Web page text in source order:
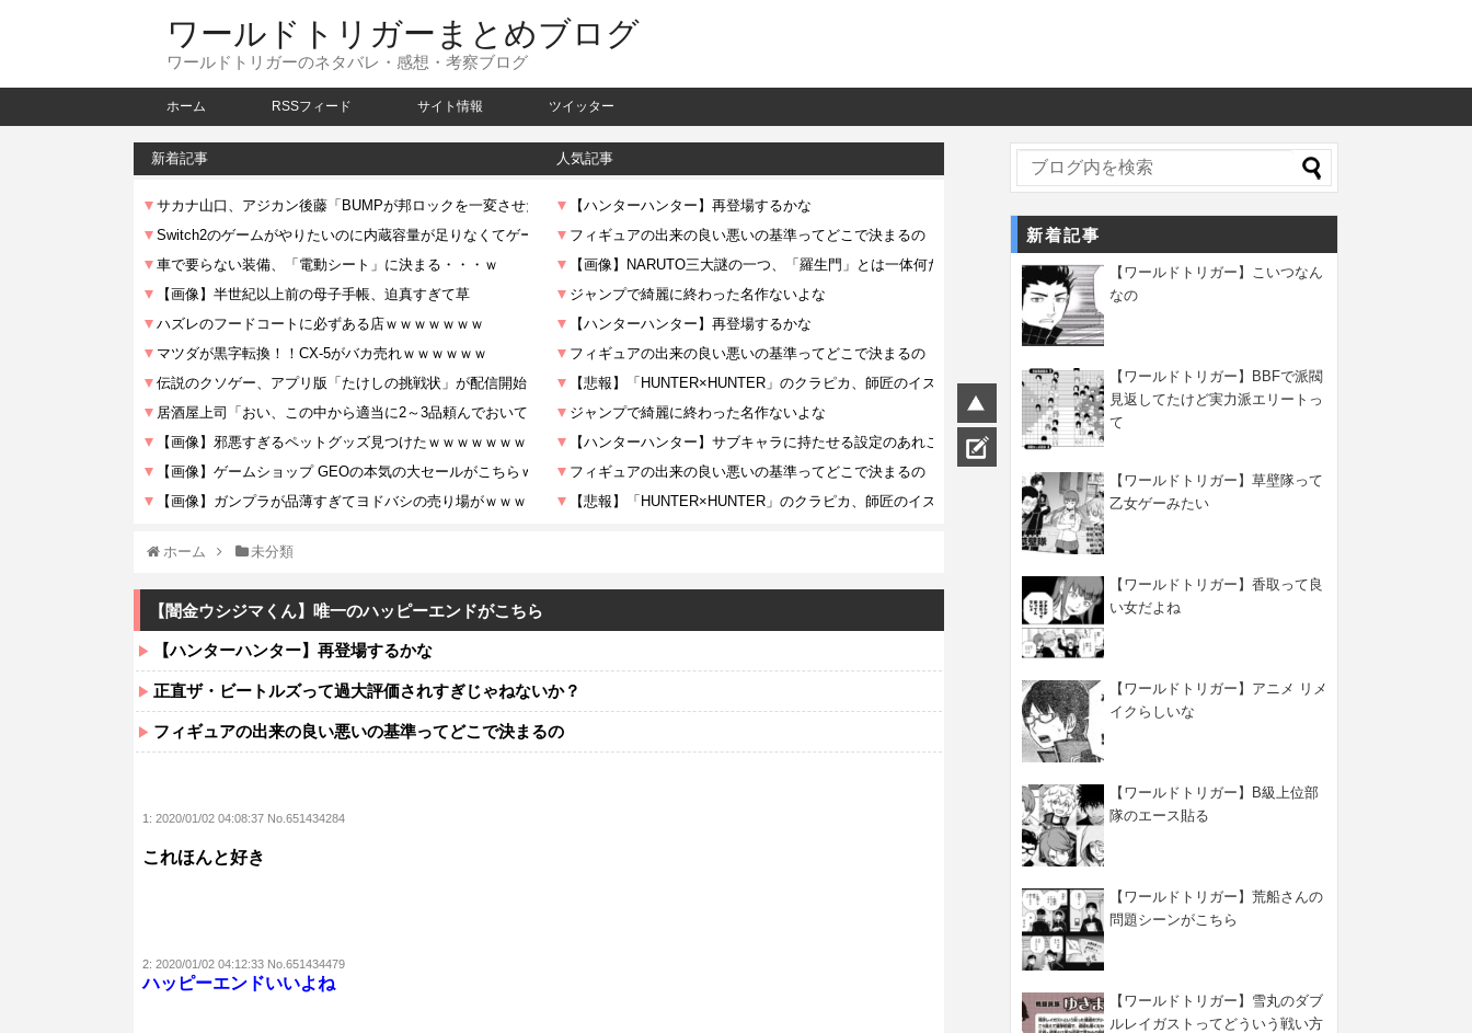
ワールドトリガーまとめブログ
ワールドトリガーのネタバレ・感想・考察ブログ
ホーム RSSフィード サイト情報 ツイッター
新着記事 人気記事
ホーム 未分類
【闇金ウシジマくん】唯一のハッピーエンドがこちら
【ハンターハンター】再登場するかな
正直ザ・ビートルズって過大評価されすぎじゃねないか？
フィギュアの出来の良い悪いの基準ってどこで決まるの
1: 2020/01/02 04:08:37 No.651434284
これほんと好き
2: 2020/01/02 04:12:33 No.651434479
ハッピーエンドいいよね
新着記事
【ワールドトリガー】こいつなん
なの
【ワールドトリガー】BBFで派閥
見返してたけど実力派エリートっ
て
【ワールドトリガー】草壁隊って
乙女ゲーみたい
【ワールドトリガー】香取って良
い女だよね
【ワールドトリガー】アニメ リメ
イクらしいな
【ワールドトリガー】B級上位部
隊のエース貼る
【ワールドトリガー】荒船さんの
問題シーンがこちら
【ワールドトリガー】雪丸のダブ
ルレイガストってどういう戦い方